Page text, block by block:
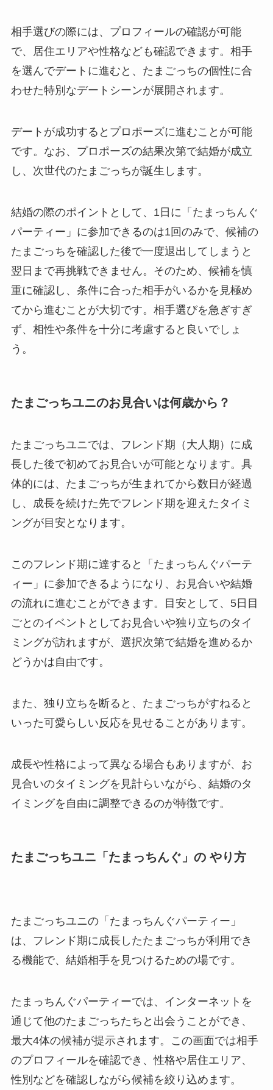
相手選びの際には、プロフィールの確認が可能
で、居住エリアや性格なども確認できます。相手
を選んでデートに進むと、たまごっちの個性に合
わせた特別なデートシーンが展開されます。
デートが成功するとプロポーズに進むことが可能
です。なお、プロポーズの結果次第で結婚が成立
し、次世代のたまごっちが誕生します。
結婚の際のポイントとして、1日に「たまっちんぐ
パーティー」に参加できるのは1回のみで、候補の
たまごっちを確認した後で一度退出してしまうと
翌日まで再挑戦できません。そのため、候補を慎
重に確認し、条件に合った相手がいるかを見極め
てから進むことが大切です。相手選びを急ぎすぎ
ず、相性や条件を十分に考慮すると良いでしょ
う。
たまごっちユニのお見合いは何歳から？
たまごっちユニでは、フレンド期（大人期）に成
長した後で初めてお見合いが可能となります。具
体的には、たまごっちが生まれてから数日が経過
し、成長を続けた先でフレンド期を迎えたタイミ
ングが目安となります。
このフレンド期に達すると「たまっちんぐパーテ
ィー」に参加できるようになり、お見合いや結婚
の流れに進むことができます。目安として、5日目
ごとのイベントとしてお見合いや独り立ちのタイ
ミングが訪れますが、選択次第で結婚を進めるか
どうかは自由です。
また、独り立ちを断ると、たまごっちがすねると
いった可愛らしい反応を見せることがあります。
成長や性格によって異なる場合もありますが、お
見合いのタイミングを見計らいながら、結婚のタ
イミングを自由に調整できるのが特徴です。
たまごっちユニ「たまっちんぐ」の やり方
たまごっちユニの「たまっちんぐパーティー」
は、フレンド期に成長したたまごっちが利用でき
る機能で、結婚相手を見つけるための場です。
たまっちんぐパーティーでは、インターネットを
通じて他のたまごっちたちと出会うことができ、
最大4体の候補が提示されます。この画面では相手
のプロフィールを確認でき、性格や居住エリア、
性別などを確認しながら候補を絞り込めます。